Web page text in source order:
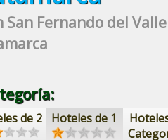
San Fernando del
de 2 Hoteles de 1